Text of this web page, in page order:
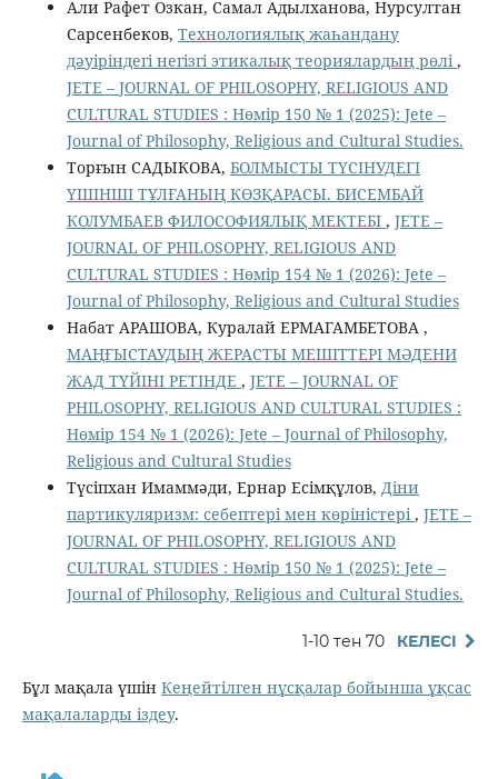
Али Рафет Озкан, Самал Адылханова, Нурсултан
Сарсенбеков, Технологиялық жаһандану
дәуіріндегі негізгі этикалық теориялардың рөлі ,
JETE – JОURNAL OF PHILOSOPHY, RELIGIOUS AND
CULTURAL STUDIES : Нөмір 150 № 1 (2025): Jete –
Jоurnal of Philosophy, Religious аnd Cultural Studies.
Торғын САДЫКОВА, БОЛМЫСТЫ ТҮСІНУДЕГІ
ҮШІНШІ ТҰЛҒАНЫҢ КӨЗҚАРАСЫ. БИСЕМБАЙ
КОЛУМБАЕВ ФИЛОСОФИЯЛЫҚ МЕКТЕБІ , JETE –
JОURNAL OF PHILOSOPHY, RELIGIOUS AND
CULTURAL STUDIES : Нөмір 154 № 1 (2026): Jete –
Jоurnal of Philosophy, Religious аnd Cultural Studies
Набат АРАШОВА, Куралай ЕРМАГАМБЕТОВА ,
МАҢҒЫСТАУДЫҢ ЖЕРАСТЫ МЕШІТТЕРІ МӘДЕНИ
ЖАД ТҮЙІНІ РЕТІНДЕ , JETE – JОURNAL OF
PHILOSOPHY, RELIGIOUS AND CULTURAL STUDIES :
Нөмір 154 № 1 (2026): Jete – Jоurnal of Philosophy,
Religious аnd Cultural Studies
Түсіпхан Имаммәди, Ернар Есімқұлов, Діни
партикуляризм: себептері мен көріністері , JETE –
JОURNAL OF PHILOSOPHY, RELIGIOUS AND
CULTURAL STUDIES : Нөмір 150 № 1 (2025): Jete –
Jоurnal of Philosophy, Religious аnd Cultural Studies.
1-10 тен 70 КЕЛЕСІ
Бұл мақала үшін Кеңейтілген нұсқалар бойынша ұқсас
мақалаларды іздеу.